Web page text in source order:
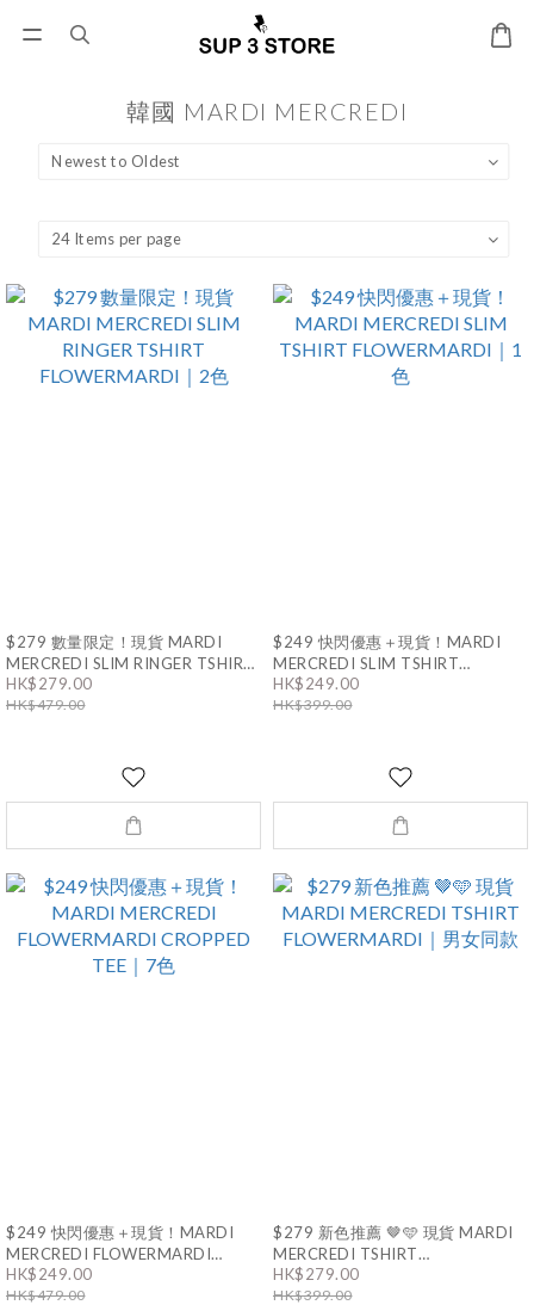
韓國 MARDI MERCREDI
$279 數量限定！現貨 MARDI
MERCREDI SLIM RINGER TSHIRT
FLOWERMARDI｜2色
HK$279.00
HK$479.00
$249 快閃優惠＋現貨！MARDI
MERCREDI SLIM TSHIRT
FLOWERMARDI｜1色
HK$249.00
HK$399.00
$249 快閃優惠＋現貨！MARDI
MERCREDI FLOWERMARDI
CROPPED TEE｜7色
HK$249.00
HK$479.00
$279 新色推薦 🤎🩵 現貨 MARDI
MERCREDI TSHIRT
FLOWERMARDI｜男女同款
HK$279.00
HK$399.00